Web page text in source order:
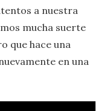
a nuestra
mucha suerte
que hace una
en una